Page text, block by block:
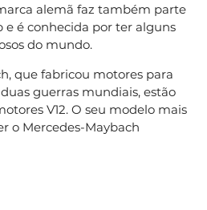
alemã faz também parte
e é conhecida por ter alguns
do mundo.
que fabricou motores para
guerras mundiais, estão
V12. O seu modelo mais
o Mercedes-Maybach